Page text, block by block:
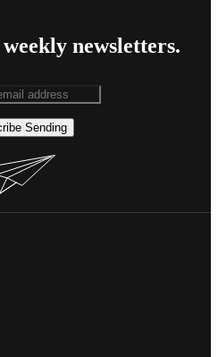
newsletters.
Sending